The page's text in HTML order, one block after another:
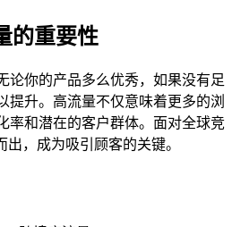
的重要性
论你的产品多么优秀，如果没有足
提升。高流量不仅意味着更多的浏
率和潜在的客户群体。面对全球竞
，成为吸引顾客的关键。